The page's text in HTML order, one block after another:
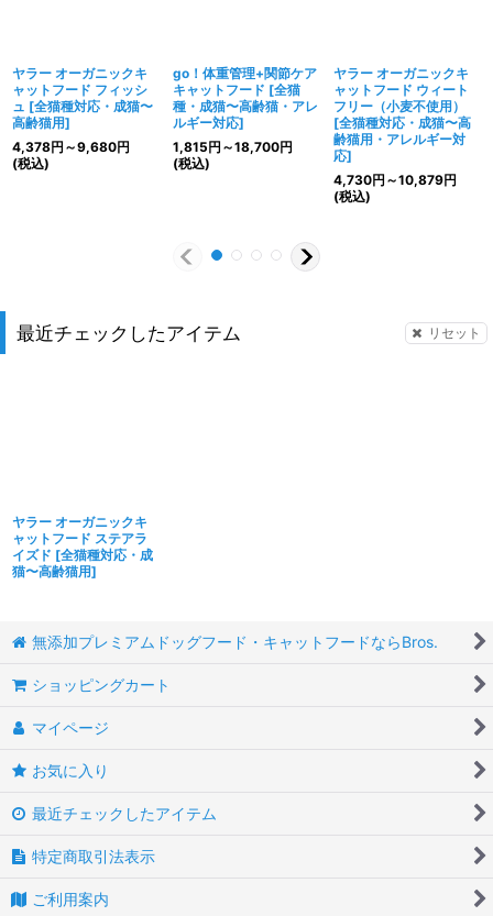
ヤラー オーガニックキ
ャットフード フィッシ
ュ [全猫種対応・成猫〜
高齢猫用]
4,378円 ～9,680円
(税込)
go！体重管理+関節ケア
キャットフード [全猫
種・成猫〜高齢猫・アレ
ルギー対応]
1,815円 ～18,700円
(税込)
ヤラー オーガニックキ
ャットフード ウィート
フリー（小麦不使用）
[全猫種対応・成猫〜高
齢猫用・アレルギー対
応]
4,730円 ～10,879円
(税込)
最近チェックしたアイテム リセット
ヤラー オーガニックキ
ャットフード ステアラ
イズド [全猫種対応・成
猫〜高齢猫用]
無添加プレミアムドッグフード・キャットフードならBros.
ショッピングカート
マイページ
お気に入り
最近チェックしたアイテム
特定商取引法表示
ご利用案内